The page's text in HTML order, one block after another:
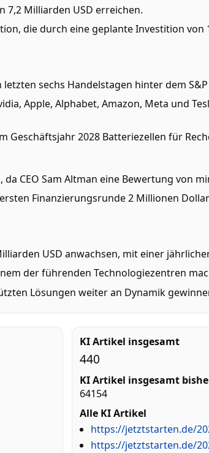
7,2 Milliarden USD erreichen.
die durch eine geplante Investition von
sechs Handelstagen hinter dem
Apple, Alphabet, Amazon, Meta und
2028 Batteriezellen für
CEO Sam Altman eine Bewertung von
Finanzierungsrunde 2 Millionen
USD anwachsen, mit einer
der führenden Technologiezentren
Lösungen weiter an Dynamik
KI Artikel insgesamt
440
KI Artikel insgesamt
64154
Alle KI Artikel
https://jetztstarten.de/
https://jetztstarten.de/